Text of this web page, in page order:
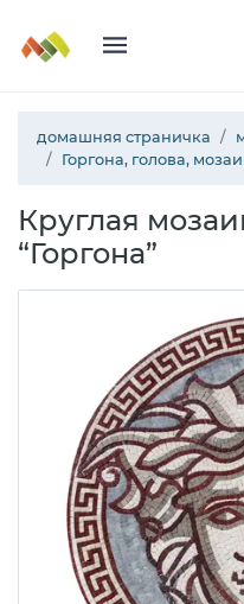
домашняя страничка
Горгона, голова,
Круглая
“Горгона”